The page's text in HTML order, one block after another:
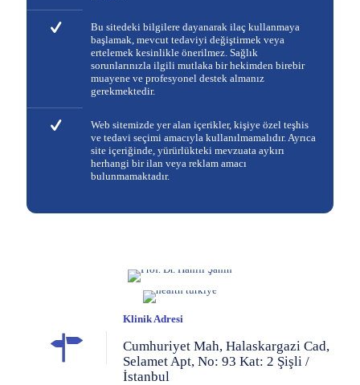
Bu sitedeki bilgilere dayanarak ilaç kullanmaya
başlamak, mevcut tedaviyi değiştirmek veya
ertelemek kesinlikle önerilmez. Sağlık
sorunlarınızla ilgili mutlaka bir hekimden birebir
muayene ve profesyonel destek almanız
gerekmektedir.
Web sitemizde yer alan içerikler, kişiye özel teşhis
ve tedavi seçimi amacıyla kullanılmamalıdır. Ayrıca
site içeriğinde, yürürlükteki mevzuata aykırı
herhangi bir ilan veya reklam amacı
bulunmamaktadır.
Klinik Adresi
Cumhuriyet Mah, Halaskargazi Cad,
Selamet Apt, No: 93 Kat: 2 Şişli /
İstanbul